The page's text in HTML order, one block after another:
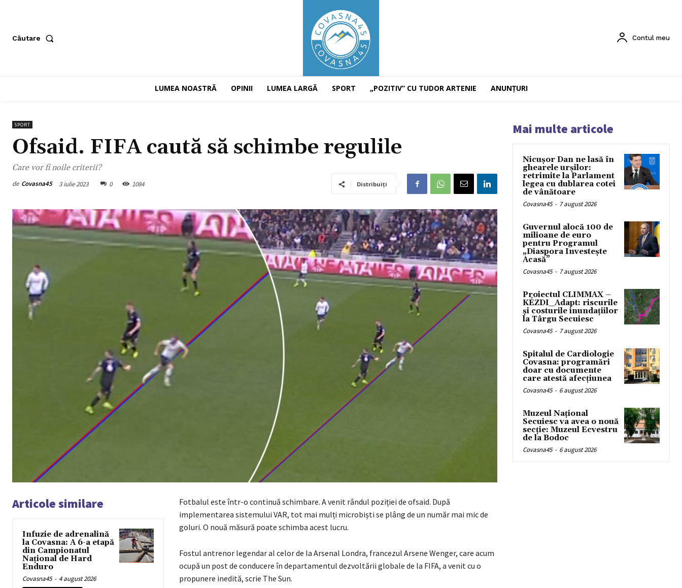
Căutare Contul meu
LUMEA NOASTRĂ OPINII LUMEA LARGĂ SPORT „POZITIV” CU TUDOR ARTENIE ANUNȚURI
SPORT
Ofsaid. FIFA caută să schimbe regulile
Care vor fi noile criterii?
de Covasna45 3 iulie 2023 0 1084 Distribuiți
Articole similare
Infuzie de adrenalină
la Covasna: A 6-a etapă
din Campionatul
Național de Hard
Enduro
Covasna45 - 4 august 2026
Fotbalul este într-o continuă schimbare. A venit rândul poziției de ofsaid. După
implementarea sistemului VAR, tot mai mulți microbiști se plâng de un număr mai mic de
goluri. O nouă măsură poate schimba acest lucru.
Fostul antrenor legendar al celor de la Arsenal Londra, francezul Arsene Wenger, care acum
ocupă un post de conducere în departamentul dezvoltării globale de la FIFA, a venit cu o
propunere inedită, scrie The Sun.
Mai multe articole
Nicușor Dan ne lasă în
ghearele urșilor:
retrimite la Parlament
legea cu dublarea cotei
de vânătoare
Covasna45 - 7 august 2026
Guvernul alocă 100 de
milioane de euro
pentru Programul
„Diaspora Investește
Acasă”
Covasna45 - 7 august 2026
Proiectul CLIMMAX –
KÉZDI_Adapt: riscurile
și costurile inundațiilor
la Târgu Secuiesc
Covasna45 - 7 august 2026
Spitalul de Cardiologie
Covasna: programări
doar cu documente
care atestă afecțiunea
Covasna45 - 6 august 2026
Muzeul Național
Secuiesc va avea o nouă
secție: Muzeul Ecvestru
de la Bodoc
Covasna45 - 6 august 2026